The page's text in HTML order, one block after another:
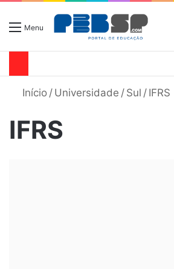
Menu
Início / Universidade / Sul / IFRS
IFRS